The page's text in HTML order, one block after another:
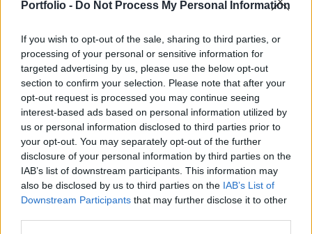
Portfolio - Do Not Process My Personal Information
If you wish to opt-out of the sale, sharing to third parties, or
processing of your personal or sensitive information for
targeted advertising by us, please use the below opt-out
section to confirm your selection. Please note that after your
opt-out request is processed you may continue seeing
interest-based ads based on personal information utilized by
us or personal information disclosed to third parties prior to
your opt-out. You may separately opt-out of the further
disclosure of your personal information by third parties on the
IAB’s list of downstream participants. This information may
also be disclosed by us to third parties on the IAB’s List of
Downstream Participants that may further disclose it to other
jelentős változások tapasztalhatóak a
Richard Vereker a háború kezdete óta havi bontásban, típus
szerint vezeti az orosz harckocsi, gyalogsági harcjármű és
páncélozott szállító harcjármű veszteségeket. Legfrissebb,
gyalogsági harcjárművekről és páncélozott szállító
harcjárművekről szóló táblázatával kapcsolatban arról ír:
látványosan csökken a régi, szovjet kori MT-LB-k
(narancssárga) és BMP-1...
KEDVES OLVASÓNK!
A keresett cikk a portfolio.hu hírarchívumához